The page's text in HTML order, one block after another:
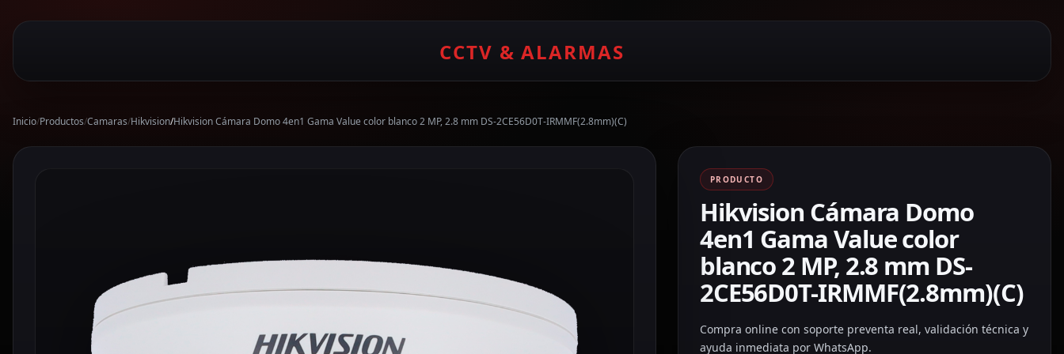
CCTV & ALARMAS
Inicio/Productos/Camaras/Hikvision/Hikvision Cámara Domo 4en1 Gama Value color blanco 2 MP, 2.8 mm DS-2CE56D0T-IRMMF(2.8mm)(C)
PRODUCTO
Hikvision Cámara Domo
4en1 Gama Value color
blanco 2 MP, 2.8 mm DS-
2CE56D0T-IRMMF(2.8mm)(C)
Compra online con soporte preventa real, validación técnica y
ayuda inmediata por WhatsApp.